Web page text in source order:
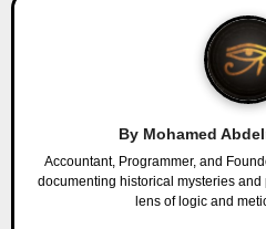
g
By Mohamed
Accountant, Programmer, and
documenting historical mysteries
lens of logic and